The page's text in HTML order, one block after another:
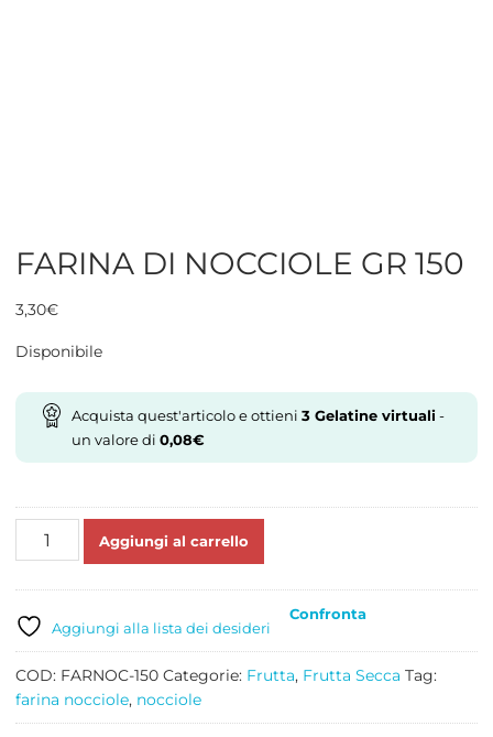
FARINA DI NOCCIOLE GR 150
3,30€
Disponibile
Acquista quest'articolo e ottieni 3Gelatine virtuali-
un valore di 0,08€
FARINA
150
quantità
Aggiungi al carrello
Aggiungi alla lista dei desideri
Confronta
COD: FARNOC-150 Categorie: Frutta, Frutta Secca Tag:
farina nocciole, nocciole